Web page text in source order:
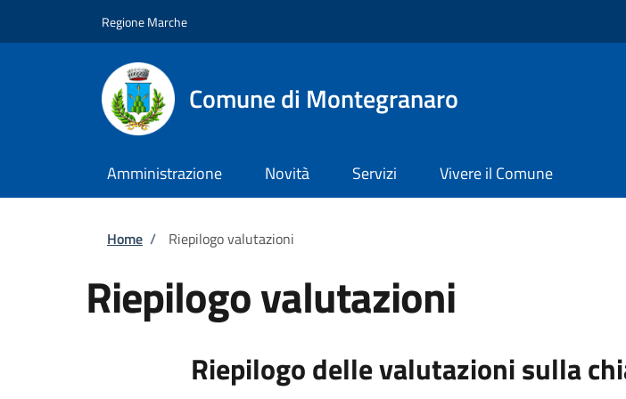
Regione Marche
Comune di Montegranaro
Amministrazione Novità Servizi Vivere il Comune
Briciole di pane
Home / Riepilogo valutazioni
Riepilogo valutazioni
Riepilogo delle valutazioni sulla